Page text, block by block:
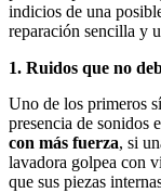
indicios de una
reparación sencilla y
1. Ruidos que no
Uno de los primeros
presencia de sonidos
con más fuerza, si
lavadora golpea con
que sus piezas